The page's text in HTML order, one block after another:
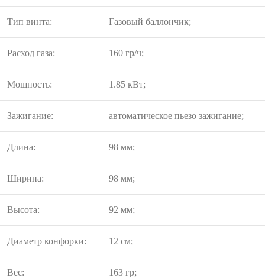
Тип винта: Газовый баллончик;
Расход газа: 160 гр/ч;
Мощность: 1.85 кВт;
Зажигание: автоматическое пьезо зажигание;
Длина: 98 мм;
Ширина: 98 мм;
Высота: 92 мм;
Диаметр конфорки: 12 см;
Вес: 163 гр;